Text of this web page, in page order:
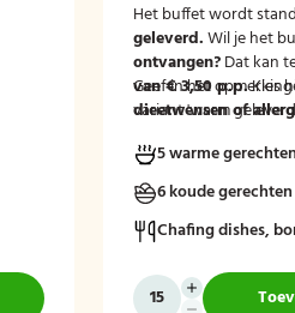
Het buffet wordt
geleverd.Wil je het
ontvangen?Dat kan
van € 3,50 p.p.Kies
variant 'warm
Geef in het
dieetwensen of
mee kunnen houden.
5 warme gerechten
6 koude gerechten
Chafing dishes,